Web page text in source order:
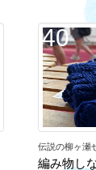
40
伝説の柳ヶ瀬
編み物し